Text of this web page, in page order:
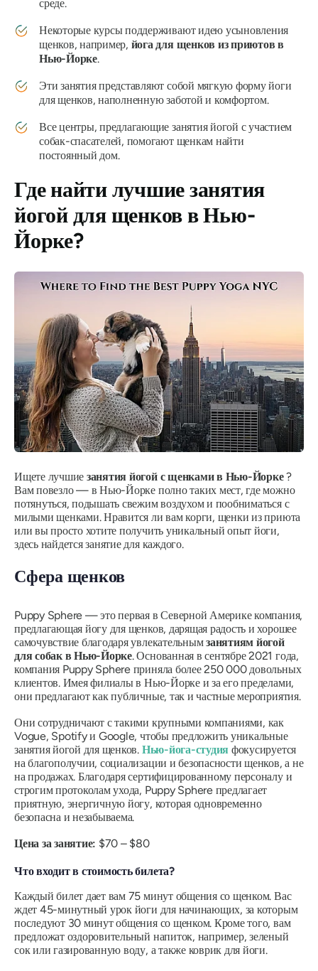
среде.
Некоторые курсы поддерживают идею усыновления
щенков, например, йога для щенков из приютов в
Нью-Йорке.
Эти занятия представляют собой мягкую форму йоги
для щенков, наполненную заботой и комфортом.
Все центры, предлагающие занятия йогой с участием
собак-спасателей, помогают щенкам найти
постоянный дом.
Где найти лучшие занятия
йогой для щенков в Нью-
Йорке?
Ищете лучшие занятия йогой с щенками в Нью-Йорке?
Вам повезло — в Нью-Йорке полно таких мест, где можно
потянуться, подышать свежим воздухом и пообниматься с
милыми щенками. Нравится ли вам корги, щенки из приюта
или вы просто хотите получить уникальный опыт йоги,
здесь найдется занятие для каждого.
Сфера щенков
Puppy Sphere — это первая в Северной Америке компания,
предлагающая йогу для щенков, дарящая радость и хорошее
самочувствие благодаря увлекательнымзанятиям йогой
для собак в Нью-Йорке. Основанная в сентябре 2021 года,
компания Puppy Sphere приняла более 250 000 довольных
клиентов. Имея филиалы в Нью-Йорке и за его пределами,
они предлагают как публичные, так и частные мероприятия.
Они сотрудничают с такими крупными компаниями, как
Vogue, Spotify и Google, чтобы предложить уникальные
занятия йогой для щенков. Нью-йога-студия фокусируется
на благополучии, социализации и безопасности щенков, а не
на продажах. Благодаря сертифицированному персоналу и
строгим протоколам ухода, Puppy Sphere предлагает
приятную, энергичную йогу, которая одновременно
безопасна и незабываема.
Цена за занятие: $70 – $80
Что входит в стоимость билета?
Каждый билет дает вам 75 минут общения со щенком. Вас
ждет 45-минутный урок йоги для начинающих, за которым
последуют 30 минут общения со щенком. Кроме того, вам
предложат оздоровительный напиток, например, зеленый
сок или газированную воду, а также коврик для йоги.